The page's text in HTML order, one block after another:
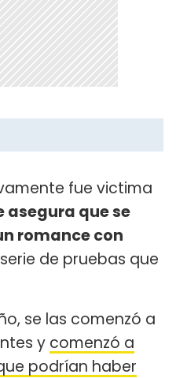
fue victima
asegura que se
romance con
de pruebas que
se las comenzó a
y comenzó a
podrían haber